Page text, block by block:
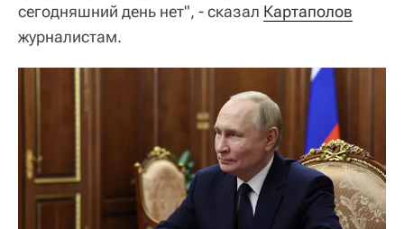
сегодняшний день нет", - сказал Картаполов
журналистам.